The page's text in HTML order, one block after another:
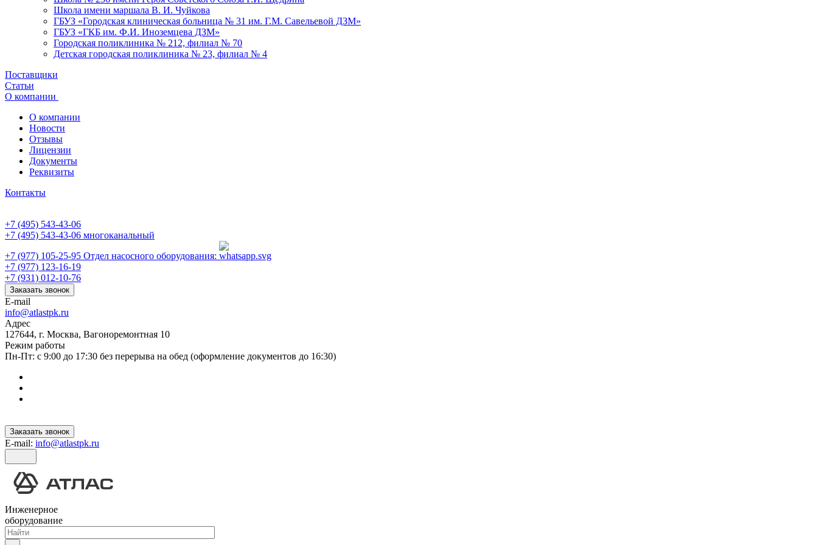
Школа имени маршала В. И. Чуйкова
ГБУЗ «Городская клиническая больница № 31 им. Г.М. Савельевой ДЗМ»
ГБУЗ «ГКБ им. Ф.И. Иноземцева ДЗМ»
Городская поликлиника № 212, филиал № 70
Детская городская поликлиника № 23, филиал № 4
Поставщики
Статьи
О компании
О компании
Новости
Отзывы
Лицензии
Документы
Реквизиты
Контакты
+7 (495) 543-43-06
+7 (495) 543-43-06 многоканальный
+7 (977) 105-25-95 Отдел насосного оборудования:
+7 (977) 123-16-19
+7 (931) 012-10-76
Заказать звонок
E-mail
info@atlastpk.ru
Адрес
127644, г. Москва, Вагоноремонтная 10
Режим работы
Пн-Пт: с 9:00 до 17:30 без перерыва на обед (оформление документов до 16:30)
Заказать звонок
E-mail: info@atlastpk.ru
Инженерное
оборудование